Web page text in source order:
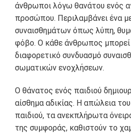
άνθρωποι λόγω θανάτου ενός
προσώπου. Περιλαμβάνει ένα
συναισθημάτων όπως λύπη,
φόβο. Ο κάθε άνθρωπος μπορεί
διαφορετικό συνδυασμό
σωματικών ενοχλήσεων.
Ο θάνατος ενός παιδιού
αίσθημα αδικίας. Η απώλεια
παιδιού, τα ανεκπλήρωτα
της συμφοράς, καθιστούν το